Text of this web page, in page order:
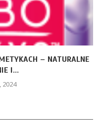
– NATURALNE
I...
2024